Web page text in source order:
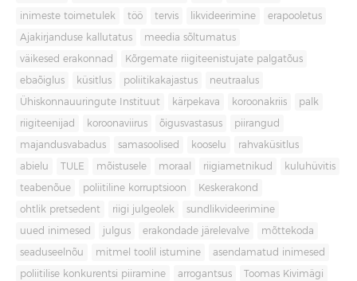
inimeste toimetulek töö tervis likvideerimine erapooletus
Ajakirjanduse kallutatus meedia sõltumatus
väikesed erakonnad Kõrgemate riigiteenistujate palgatõus
ebaõiglus küsitlus poliitikakajastus neutraalus
Ühiskonnauuringute Instituut kärpekava koroonakriis palk
riigiteenijad koroonaviirus õigusvastasus piirangud
majandusvabadus samasoolised kooselu rahvaküsitlus
abielu TULE mõistusele moraal riigiametnikud kuluhüvitis
teabenõue poliitiline korruptsioon Keskerakond
ohtlik pretsedent riigi julgeolek sundlikvideerimine
uued inimesed julgus erakondade järelevalve mõttekoda
seaduseelnõu mitmel toolil istumine asendamatud inimesed
poliitilise konkurentsi piiramine arrogantsus Toomas Kivimägi